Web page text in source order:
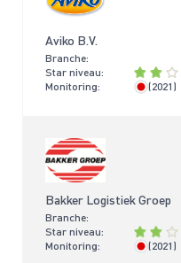
Aviko B.V.
Branche:
Star niveau:
Monitoring:
> 4 jaar
(2021)
Bakker Logistiek Groep
Branche:
Star niveau:
Monitoring:
> 4 jaar
(2021)